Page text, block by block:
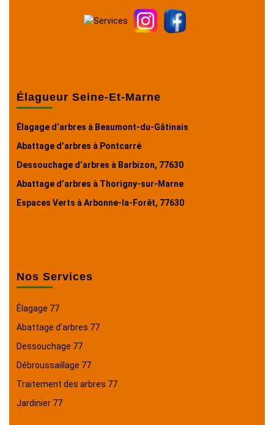
Élagueur Seine-Et-Marne
Élagage d’arbres à Beaumont-du-Gâtinais
Abattage d’arbres à Pontcarré
Dessouchage d’arbres à Barbizon, 77630
Abattage d’arbres à Thorigny-sur-Marne
Espaces Verts à Arbonne-la-Forêt, 77630
Nos Services
Élagage 77
Abattage d’arbres 77
Dessouchage 77
Débroussaillage 77
Traitement des arbres 77
Jardinier 77